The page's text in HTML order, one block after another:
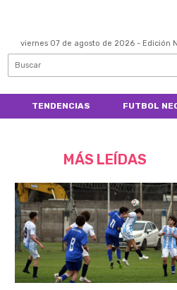
viernes 07 de agosto de 2026 - Edición
TENDENCIAS FUTBOL
MÁS LEÍDAS